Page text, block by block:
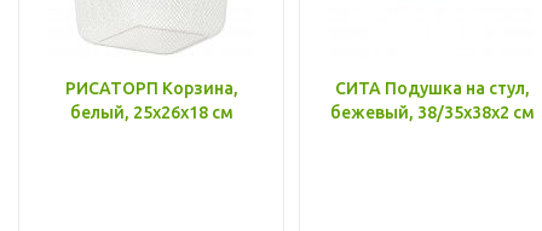
РИСАТОРП Корзина,
белый, 25x26x18 см
СИТА Подушка на стул,
бежевый, 38/35x38x2 см